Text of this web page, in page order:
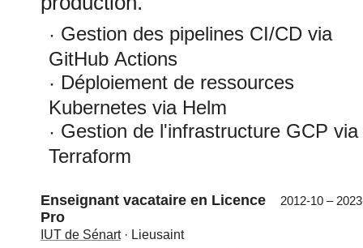
Gestion des pipelines CI/CD via
GitHub Actions
Déploiement de ressources
Kubernetes via Helm
Gestion de l'infrastructure GCP via
Terraform
Enseignant vacataire en Licence
Pro
IUT de Sénart· Lieusaint
2012-10 –